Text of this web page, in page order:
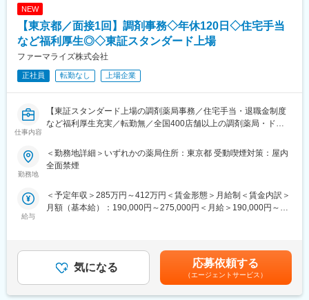
■メイン商材
・AI・音声入力対応の歯科電子カルテ統合システム
（電子カルテ、レセプト、画像管理、患者説明などを統合管理）
・その他オプション製品
入社後3ヶ月程度は同社の宿泊研修施設「セミナーハウス」にて研
修を行います。商品知識、歯科知識、IT知識、顧客対応を学んで
3ヶ月の研修後も先輩社員がしっかりとサポートいたしますので安
心です。
社歴・年齢・学歴・性別、一切関係ありません。
実力と成果で評価する独自の評価制度を導入しています。
医療DX推進を背景に需要が高く、一件あたりの契約単価も高いた
め成果が収入へ直結します。
参考例.
・中途入社1年目20代／年収580万円（未経験者）
NEW
【東京都／面接1回】調剤事務◇年休120日◇住宅手当
など福利厚生◎◇東証スタンダード上場
ファーマライズ株式会社
正社員 転勤なし 上場企業
仕事内容
【東証スタンダード上場の調剤薬局事務／住宅手当・退職金制度
など福利厚生充実／転勤無／全国400店舗以上の調剤薬局・ドラ
【業務概要】
【業務詳細】
・事務作業
・調剤補助（薬剤師指導のもと）
・薬剤師と一緒に施設への配薬 など
勤務地
＜勤務地詳細＞いずれかの薬局住所：東京都 受動喫煙対策：屋内
全面禁煙
給与
＜予定年収＞285万円～412万円＜賃金形態＞月給制＜賃金内訳＞
月額（基本給）：190,000円～275,000円＜月給＞190,000円～
年目》・残業15時間/月の場合 311～450万円・残業15時間/月＋
店長手当25,000円/月の場合 352～491万円賃金はあくまでも目
安の金額であり、選考を通じて上下する可能性があります。月給
(月額)は固定手当を含めた表記です。
気になる 応募依頼する
（エージェントサービス）